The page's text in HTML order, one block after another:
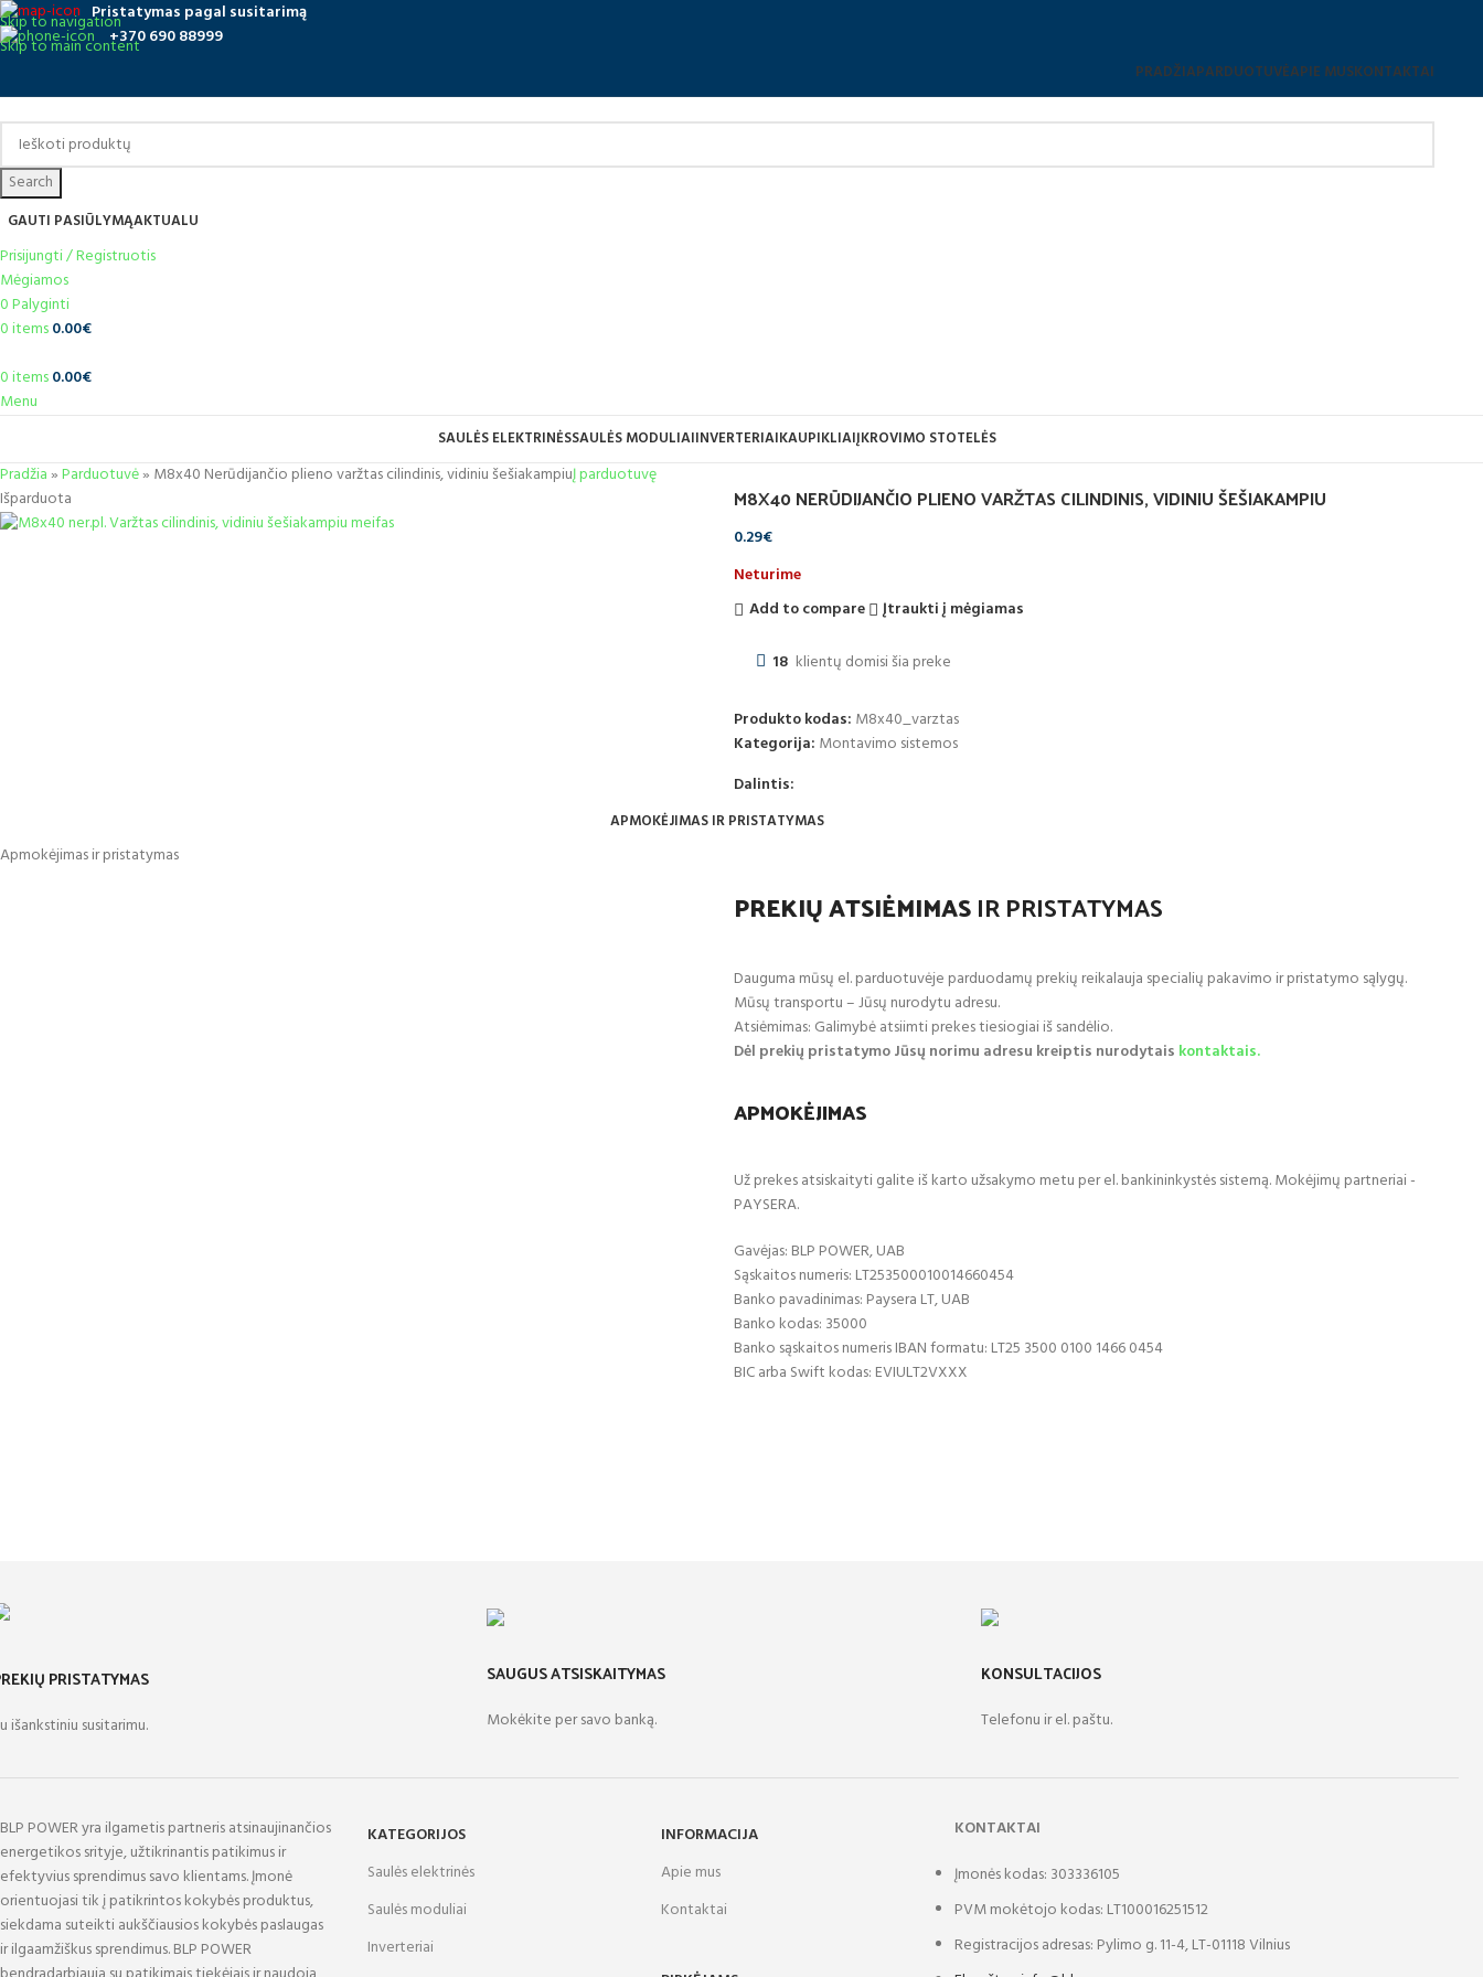
Skip to navigation
Skip to main content
Pristatymas pagal susitarimą
+370 690 88999
PRADŽIAPARDUOTUVĖAPIE MUSKONTAKTAI
Search
GAUTI PASIŪLYMĄAKTUALU
Prisijungti / Registruotis
Mėgiamos
0Palyginti
0items0.00€
0items0.00€
Menu
SAULĖS ELEKTRINĖSSAULĖS MODULIAIINVERTERIAIKAUPIKLIAIĮKROVIMO STOTELĖS
Pradžia»Parduotuvė» M8x40 Nerūdijančio plieno varžtas cilindinis, vidiniu šešiakampiuĮ parduotuvę
Išparduota
M8X40 NERŪDIJANČIO PLIENO VARŽTAS CILINDINIS, VIDINIU ŠEŠIAKAMPIU
0.29€
Neturime
Add to compare
Įtraukti į mėgiamas
18 klientų domisi šia preke
Produkto kodas: M8x40_varztas
Kategorija: Montavimo sistemos
Dalintis:
APMOKĖJIMAS IR PRISTATYMAS
Apmokėjimas ir pristatymas
PREKIŲ ATSIĖMIMASIR PRISTATYMAS
Dauguma mūsų el. parduotuvėje parduodamų prekių reikalauja specialių pakavimo ir pristatymo sąlygų.
Mūsų transportu – Jūsų nurodytu adresu.
Atsiėmimas: Galimybė atsiimti prekes tiesiogiai iš sandėlio.
Dėl prekių pristatymo Jūsų norimu adresu kreiptis nurodytais kontaktais.
APMOKĖJIMAS
Už prekes atsiskaityti galite iš karto užsakymo metu per el. bankininkystės sistemą. Mokėjimų partneriai -
PAYSERA.
Gavėjas: BLP POWER, UAB
Sąskaitos numeris: LT253500010014660454
Banko pavadinimas: Paysera LT, UAB
Banko kodas: 35000
Banko sąskaitos numeris IBAN formatu: LT25 3500 0100 1466 0454
BIC arba Swift kodas: EVIULT2VXXX
PRISTATYMAS
išankstiniu susitarimu.
SAUGUS ATSISKAITYMAS
Mokėkite per savo banką.
KONSULTACIJOS
Telefonu ir el. paštu.
BLP POWER yra ilgametis partneris atsinaujinančios
energetikos srityje, užtikrinantis patikimus ir
efektyvius sprendimus savo klientams. Įmonė
orientuojasi tik į patikrintos kokybės produktus,
siekdama suteikti aukščiausios kokybės paslaugas
ir ilgaamžiškus sprendimus. BLP POWER
KATEGORIJOS
Saulės elektrinės
Saulės moduliai
Inverteriai
INFORMACIJA
Apie mus
Kontaktai
KONTAKTAI
Įmonės kodas: 303336105
PVM mokėtojo kodas: LT100016251512
Registracijos adresas: Pylimo g. 11-4, LT-01118 Vilnius